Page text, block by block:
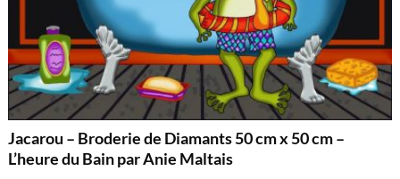
Jacarou – Broderie de Diamants 50 cm x 50 cm –
L’heure du Bain par Anie Maltais